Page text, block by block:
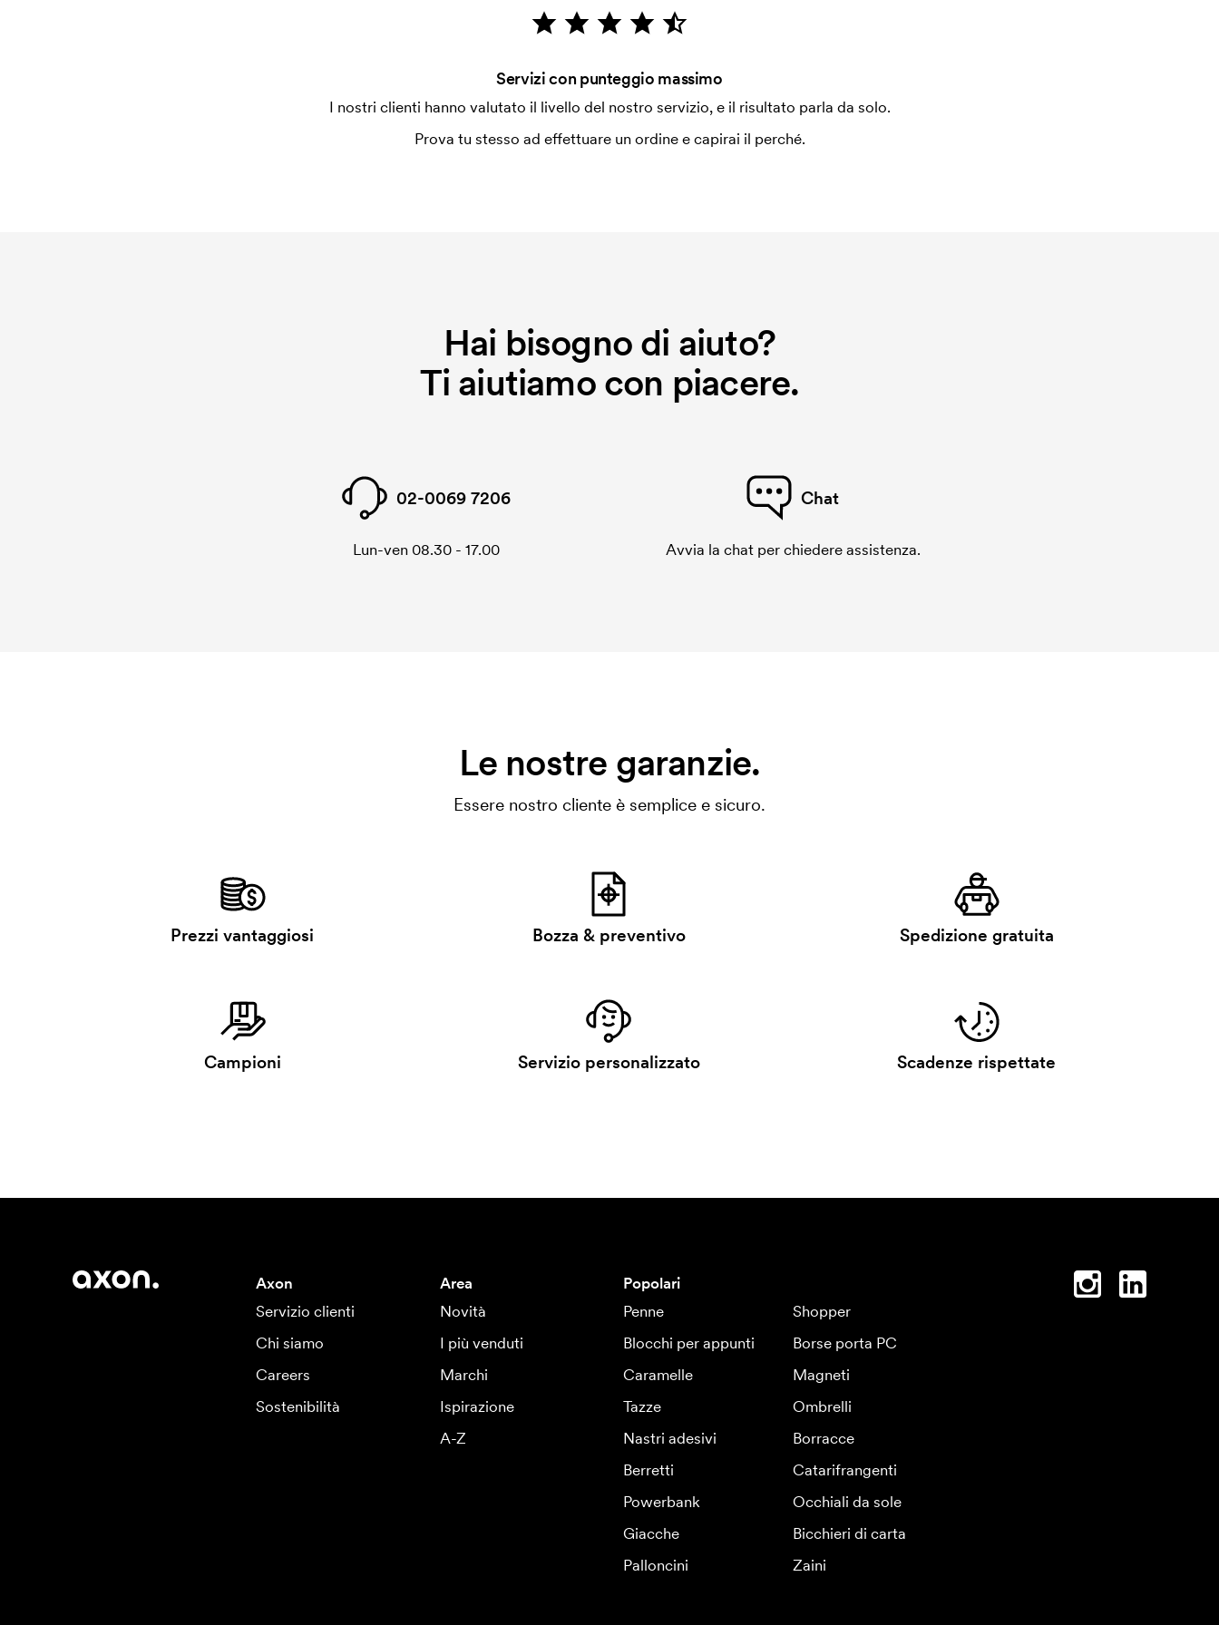
Servizi con punteggio massimo
I nostri clienti hanno valutato il livello del nostro servizio, e il risultato parla da solo.
Prova tu stesso ad effettuare un ordine e capirai il perché.
Hai bisogno di aiuto?
Ti aiutiamo con piacere.
02-0069 7206
Lun-ven 08.30 - 17.00
Chat
Avvia la chat per chiedere assistenza.
Le nostre garanzie.
Essere nostro cliente è semplice e sicuro.
Prezzi vantaggiosi Bozza & preventivo Spedizione gratuita
Campioni Servizio personalizzato Scadenze rispettate
Axon
Servizio clienti
Chi siamo
Careers
Sostenibilità
Area
Novità
I più venduti
Marchi
Ispirazione
A-Z
Popolari
Penne
Shopper
Blocchi per appunti
Borse porta PC
Caramelle
Magneti
Tazze
Ombrelli
Nastri adesivi
Borracce
Berretti
Catarifrangenti
Powerbank
Occhiali da sole
Giacche
Bicchieri di carta
Palloncini
Zaini